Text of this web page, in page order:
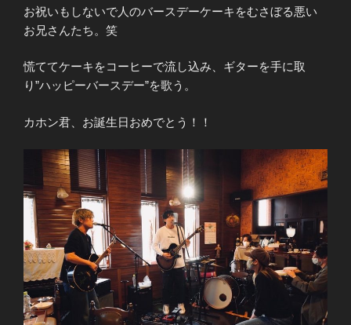
お祝いもしないで人のバースデーケーキをむさぼる悪い
お兄さんたち。笑
慌ててケーキをコーヒーで流し込み、ギターを手に取
り”ハッピーバースデー”を歌う。
カホン君、お誕生日おめでとう！！